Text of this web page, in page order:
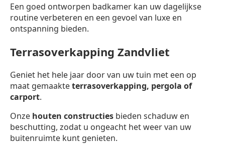
Een goed ontworpen badkamer kan uw dagelijkse
routine verbeteren en een gevoel van luxe en
ontspanning bieden.
Terrasoverkapping Zandvliet
Geniet het hele jaar door van uw tuin met een op
maat gemaakteterrasoverkapping, pergola of
carport.
Onze houten constructies bieden schaduw en
beschutting, zodat u ongeacht het weer van uw
buitenruimte kunt genieten.